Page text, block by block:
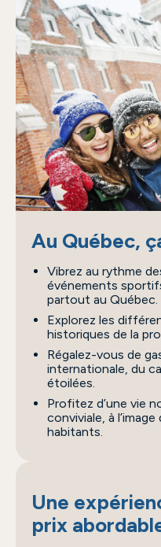
Au Québec,
Vibrez au rythme
événements
partout au Québec.
Explorez les
historiques de la
Régalez-vous de
internationale, du
étoilées.
Profitez d’une vie
conviviale, à
habitants.
Une
prix